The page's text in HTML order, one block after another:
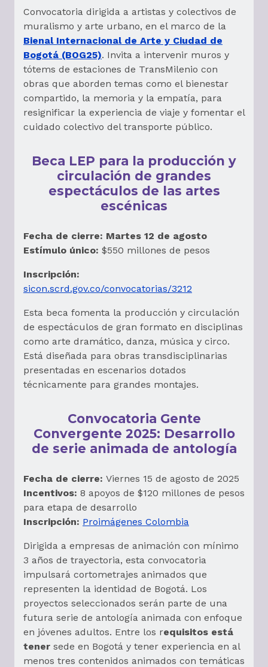
Convocatoria dirigida a artistas y colectivos de
muralismo y arte urbano, en el marco de la
Bienal Internacional de Arte y Ciudad de
Bogotá (BOG25). Invita a intervenir muros y
tótems de estaciones de TransMilenio con
obras que aborden temas como el bienestar
compartido, la memoria y la empatía, para
resignificar la experiencia de viaje y fomentar el
cuidado colectivo del transporte público.
Beca LEP para la producción y
circulación de grandes
espectáculos de las artes
escénicas
Fecha de cierre: Martes 12 de agosto
Estímulo único: $550 millones de pesos
Inscripción:
sicon.scrd.gov.co/convocatorias/3212
Esta beca fomenta la producción y circulación
de espectáculos de gran formato en disciplinas
como arte dramático, danza, música y circo.
Está diseñada para obras transdisciplinarias
presentadas en escenarios dotados
técnicamente para grandes montajes.
Convocatoria Gente
Convergente 2025: Desarrollo
de serie animada de antología
Fecha de cierre: Viernes 15 de agosto de 2025
Incentivos: 8 apoyos de $120 millones de pesos
para etapa de desarrollo
Inscripción: Proimágenes Colombia
Dirigida a empresas de animación con mínimo
3 años de trayectoria, esta convocatoria
impulsará cortometrajes animados que
representen la identidad de Bogotá. Los
proyectos seleccionados serán parte de una
futura serie de antología animada con enfoque
en jóvenes adultos. Entre los requisitos está
tener sede en Bogotá y tener experiencia en al
menos tres contenidos animados con temáticas